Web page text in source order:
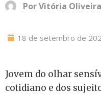
PorVitória Oliveira
18 de setembro de
Jovem do olhar
cotidiano e dos